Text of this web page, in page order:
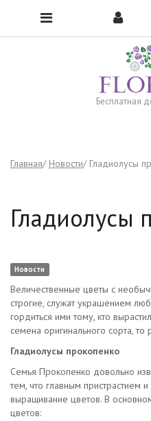
Бесплатная
Чтобы открыть меню, нажмите
Главная Новости Гладиолусы
Гладиолусы
Новости
Величественные цветы с
строгие, служат украшением
гордиться ими тому, кто
семена оригинального сорта, то
Гладиолусы прокопенко
Семья Прокопенко довольно
тем, что главным пристрастием
выращивание цветов. В
цветов: